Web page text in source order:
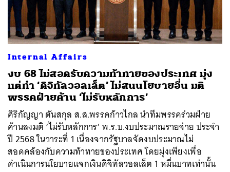
Internal Affairs
งบ 68 ไม่สอดรับความท้าทายของประเทศ มุ่ง
แต่ทำ ‘ดิจิทัลวอลเล็ต’ ไม่สนนโยบายอื่น มติ
พรรคฝ่ายค้าน ‘ไม่รับหลักการ’
ศิริกัญญา ตันสกุล ส.ส.พรรคก้าวไกล นำทีมพรรคร่วมฝ่าย
ค้านลงมติ ‘ไม่รับหลักการ’ พ.ร.บ.งบประมาณรายจ่าย ประจำ
ปี 2568 ในวาระที่ 1 เนื่องจากรัฐบาลจัดงบประมาณไม่
สอดคล้องกับความท้าทายของประเทศ โดยมุ่งเพียงเพื่อ
ดำเนินการนโยบายแจกเงินดิจิทัลวอลเล็ต 1 หมื่นบาทเท่านั้น